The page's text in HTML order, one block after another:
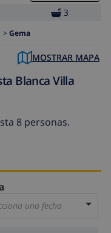
3
> Gema
MOSTRAR MAPA
Blanca Villa
8 personas.
una fecha